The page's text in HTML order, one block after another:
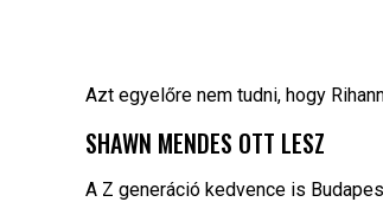
Azt egyelőre nem tudni, hogy
SHAWN MENDES OTT LESZ
A Z generáció kedvence is